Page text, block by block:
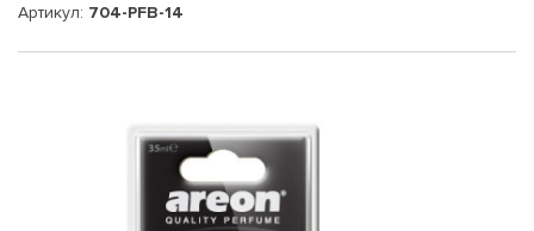
Артикул: 704-PFB-14